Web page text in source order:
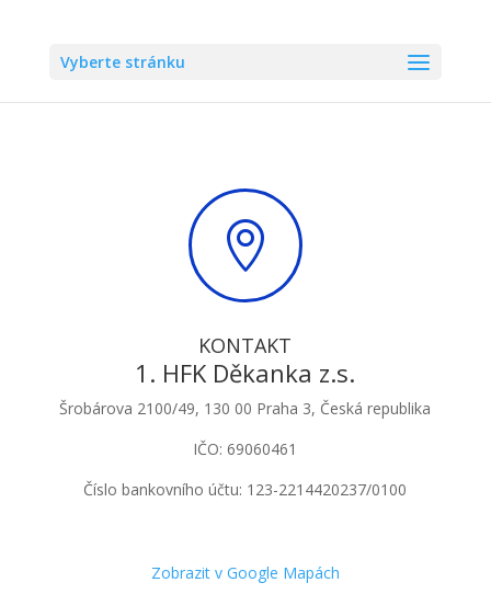
Vyberte stránku

KONTAKT
1. HFK Děkanka z.s.
Šrobárova 2100/49, 130 00 Praha 3, Česká republika
IČO: 69060461
Číslo bankovního účtu: 123-2214420237/0100
Zobrazit v Google Mapách